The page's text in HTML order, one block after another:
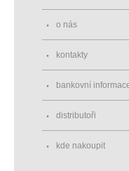
o nás
kontakty
bankovní
distributoři
kde nakoupit